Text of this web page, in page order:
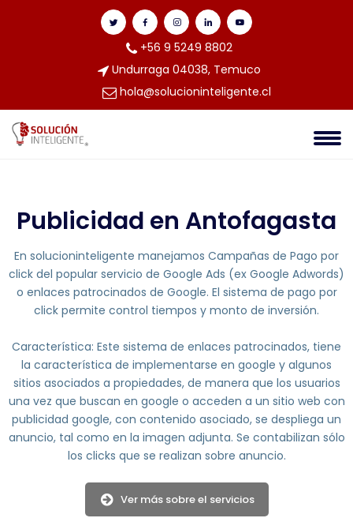
+56 9 5249 8802
Undurraga 04038, Temuco
hola@solucioninteligente.cl
Publicidad en Antofagasta
En solucioninteligente manejamos Campañas de Pago por
click del popular servicio de Google Ads (ex Google Adwords)
o enlaces patrocinados de Google. El sistema de pago por
click permite control tiempos y monto de inversión.
Característica: Este sistema de enlaces patrocinados, tiene
la característica de implementarse en google y algunos
sitios asociados a propiedades, de manera que los usuarios
una vez que buscan en google o acceden a un sitio web con
publicidad google, con contenido asociado, se despliega un
anuncio, tal como en la imagen adjunta. Se contabilizan sólo
los clicks que se realizan sobre anuncio.
Ver más sobre el servicios